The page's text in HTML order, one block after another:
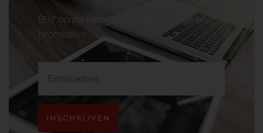
Blijf op de hoogte van onze acties en
promoties.
INSCHRIJVEN